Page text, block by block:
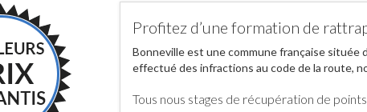
Profitez d’une formation de
Bonneville est une commune française située
effectué des infractions au code de la route,
Tous nous stages de récupération de